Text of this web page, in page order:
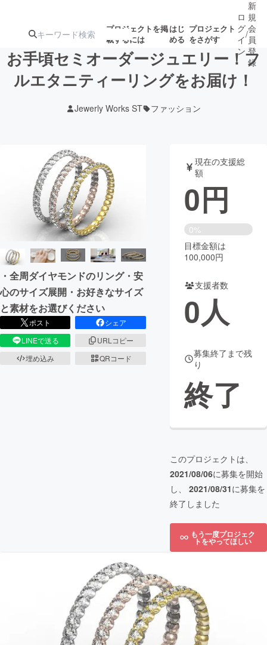
プロジェクトを掲
載するには
はじ
める
プロジェクト
をさがす
ターン
ジェクト
ロジェクト
アート・写真 音楽
テクノロジー・ガジェット ゲーム・サ
映像・映画 書籍・雑誌
ビジネス・起業 チャレンジ
まちづくり・地域活性化
CAMPFIRE for Social Good CAMPFIRE Creation
CAMPFIREふるさと納税
ロ
グ
イ
ン
/
新
規
会
員
登
録
お手頃セミオーダージュエリー！フ
ルエタニティーリングをお届け！
Jewerly Works ST ファッション
・全周ダイヤモンドのリング・安
心のサイズ展開・お好きなサイズ
と素材をお選びください
ポスト
シェア
LINEで送る
URLコピー
埋め込み
QRコード
現在の支援総
額
0円
0%
目標金額は
100,000円
支援者数
0人
募集終了まで残
り
終了
このプロジェクトは、
2021/08/06に募集を開始
し、 2021/08/31に募集を
終了しました
もう一度プロジェク
トをやってほしい